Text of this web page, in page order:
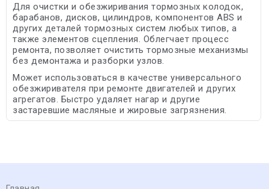
Для очистки и обезжиривания тормозных колодок,
барабанов, дисков, цилиндров, компонентов ABS и
других деталей тормозных систем любых типов, а
также элементов сцепления. Облегчает процесс
ремонта, позволяет очистить тормозные механизмы
без демонтажа и разборки узлов.
Может использоваться в качестве универсального
обезжиривателя при ремонте двигателей и других
агрегатов. Быстро удаляет нагар и другие
застаревшие масляные и жировые загрязнения.